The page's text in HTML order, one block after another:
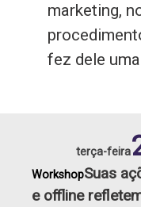
marketing,
fez dele
terça-feira
WorkshopSuas
e offline